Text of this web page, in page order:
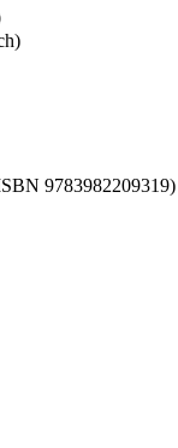
9783982209319)